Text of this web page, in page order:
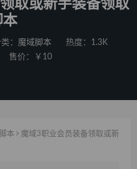
取或新手装备领取
本
： 魔域脚本
热度：1.3K
售价：￥10
本
魔域3职业会员装备领取或新